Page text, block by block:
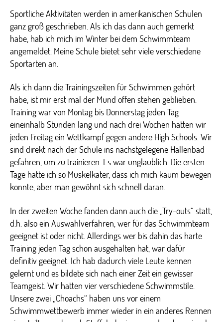
Sportliche Aktivitäten werden in amerikanischen Schulen
ganz groß geschrieben. Als ich das dann auch gemerkt
habe, hab ich mich im Winter bei dem Schwimmteam
angemeldet. Meine Schule bietet sehr viele verschiedene
Sportarten an.
Als ich dann die Trainingszeiten für Schwimmen gehört
habe, ist mir erst mal der Mund offen stehen geblieben.
Training war von Montag bis Donnerstag jeden Tag
eineinhalb Stunden lang und nach drei Wochen hatten wir
jeden Freitag ein Wettkampf gegen andere High Schools. Wir
sind direkt nach der Schule ins nächstgelegene Hallenbad
gefahren, um zu trainieren. Es war unglaublich. Die ersten
Tage hatte ich so Muskelkater, dass ich mich kaum bewegen
konnte, aber man gewöhnt sich schnell daran.
In der zweiten Woche fanden dann auch die „Try-outs“ statt,
d.h. also ein Auswahlverfahren, wer für das Schwimmteam
geeignet ist oder nicht. Allerdings wer bis dahin das harte
Training jeden Tag schon ausgehalten hat, war dafür
definitiv geeignet. Ich hab dadurch viele Leute kennen
gelernt und es bildete sich nach einer Zeit ein gewisser
Teamgeist. Wir hatten vier verschiedene Schwimmstile.
Unsere zwei „Choachs“ haben uns vor einem
Schwimmwettbewerb immer wieder in ein anderes Rennen